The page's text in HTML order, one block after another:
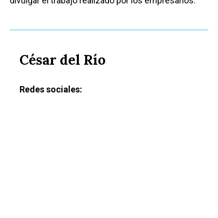
César del Río
Redes sociales: